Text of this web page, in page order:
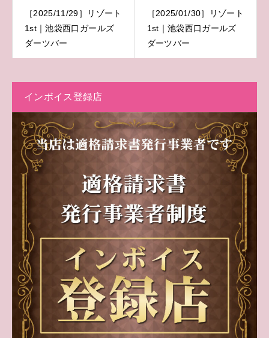
［2025/11/29］リゾート
1st｜池袋西口ガールズ
ダーツバー
［2025/01/30］リゾート
1st｜池袋西口ガールズ
ダーツバー
インボイス登録店